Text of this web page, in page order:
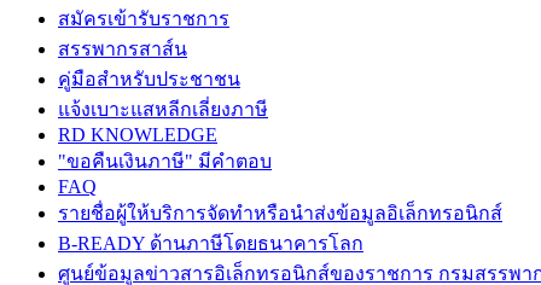
สมัครเข้ารับราชการ
สรรพากรสาส์น
คู่มือสำหรับประชาชน
แจ้งเบาะแสหลีกเลี่ยงภาษี
RD KNOWLEDGE
"ขอคืนเงินภาษี" มีคำตอบ
FAQ
รายชื่อผู้ให้บริการจัดทำหรือนำส่งข้อมูลอิเล็กทรอนิกส์
B-READY ด้านภาษีโดยธนาคารโลก
ศูนย์ข้อมูลข่าวสารอิเล็กทรอนิกส์ของราชการ กรมสรรพา